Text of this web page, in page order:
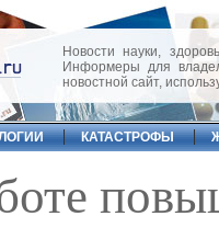
Новости науки,
Информеры для
новостной сайт,
КАТАСТРОФЫ